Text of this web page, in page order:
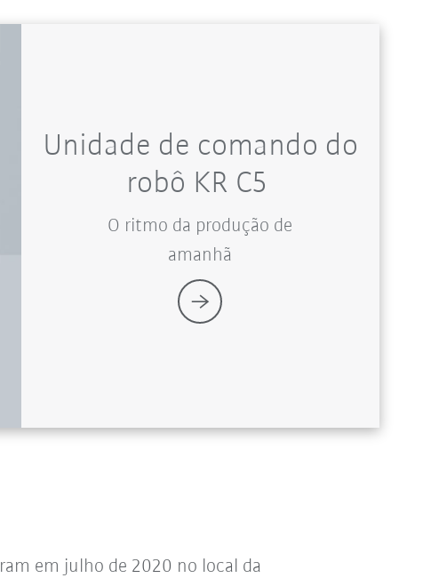
Unidade de comando do
robô KR C5
O ritmo da produção de
amanhã
em julho de 2020 no local da